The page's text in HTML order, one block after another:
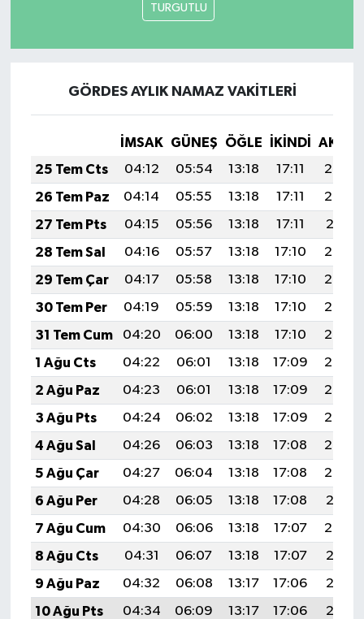
TURGUTLU
GÖRDES AYLIK NAMAZ VAKITLERI
İMSAK GÜNEŞ ÖĞLE İKINDI
25 Tem Cts
04:12 05:54 13:18 17:11
20:32
26 Tem Paz
04:14 05:55 13:18 17:11
20:32
27 Tem Pts
04:15 05:56 13:18 17:11
20:31
28 Tem Sal
04:16 05:57 13:18 17:10
20:30
29 Tem Çar
04:17 05:58 13:18 17:10
20:29
30 Tem Per
04:19 05:59 13:18 17:10
20:28
31 Tem Cum
04:20 06:00 13:18 17:10
20:27
1 Ağu Cts
04:22 06:01 13:18 17:09
20:26
2 Ağu Paz
04:23 06:01 13:18 17:09
20:25
3 Ağu Pts
04:24 06:02 13:18 17:09
20:24
4 Ağu Sal
04:26 06:03 13:18 17:08
20:23
5 Ağu Çar
04:27 06:04 13:18 17:08
20:22
6 Ağu Per
04:28 06:05 13:18 17:08
20:21
7 Ağu Cum
04:30 06:06 13:18 17:07
20:20
8 Ağu Cts
04:31 06:07 13:18 17:07
20:18
9 Ağu Paz
04:32 06:08 13:17 17:06
20:17
10 Ağu Pts
04:34 06:09 13:17 17:06
20:16